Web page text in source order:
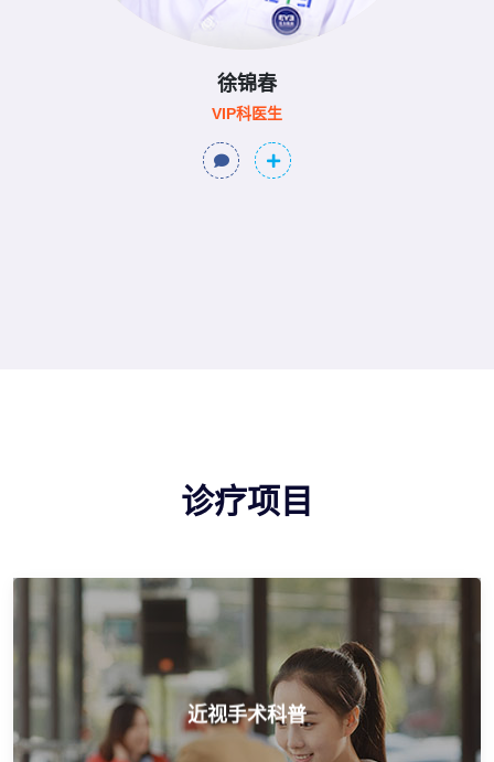
徐锦春
VIP科医生
诊疗项目
近视手术科普
近视手术科普
近视手术就选爱尔，打造中国品牌